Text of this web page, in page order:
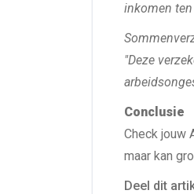
inkomen
"Deze
Conclusie
Check jouw
maar kan
Deel dit